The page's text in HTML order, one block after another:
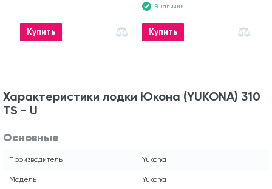
Купить
В наличии
Купить
Характеристики лодки Юкона (YUKONA) 310
TS - U
Основные
Производитель Yukona
Модель Yukona